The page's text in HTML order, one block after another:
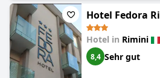
Hotel Fedora
Hotel in Rimini
8,4 Sehr gut